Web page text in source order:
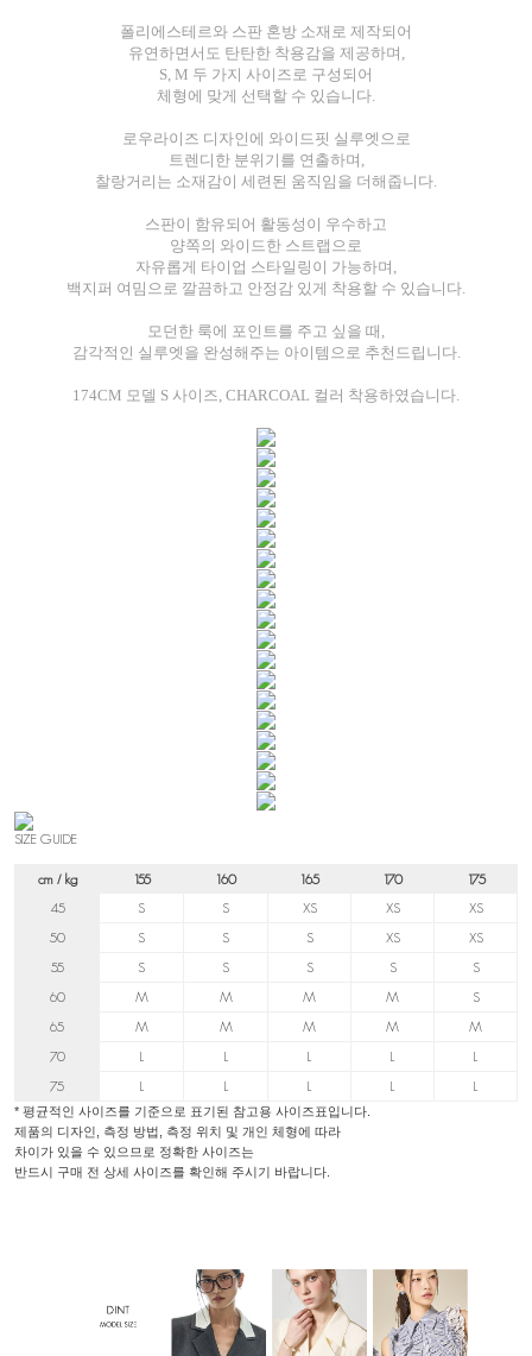
폴리에스테르와 스판 혼방 소재로 제작되어
유연하면서도 탄탄한 착용감을 제공하며,
S, M 두 가지 사이즈로 구성되어
체형에 맞게 선택할 수 있습니다.
로우라이즈 디자인에 와이드핏 실루엣으로
트렌디한 분위기를 연출하며,
찰랑거리는 소재감이 세련된 움직임을 더해줍니다.
스판이 함유되어 활동성이 우수하고
양쪽의 와이드한 스트랩으로
자유롭게 타이업 스타일링이 가능하며,
백지퍼 여밈으로 깔끔하고 안정감 있게 착용할 수 있습니다.
모던한 룩에 포인트를 주고 싶을 때,
감각적인 실루엣을 완성해주는 아이템으로 추천드립니다.
174CM 모델 S 사이즈, CHARCOAL 컬러 착용하였습니다.
SIZE GUIDE
cm / kg 155 160 165 170
175
45
S S XS XS
XS
50
S S S XS
XS
55
S S S S
S
60
M M M M
S
65
M M M M
M
70
L L L L
L
75
L L L L L
* 평균적인 사이즈를 기준으로 표기된 참고용 사이즈표입니다.
제품의 디자인, 측정 방법, 측정 위치 및 개인 체형에 따라
차이가 있을 수 있으므로 정확한 사이즈는
반드시 구매 전 상세 사이즈를 확인해 주시기 바랍니다.